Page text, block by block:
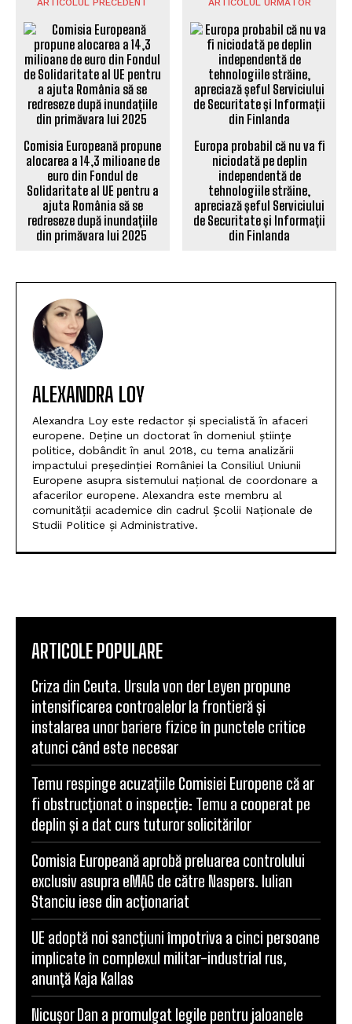
ARTICOLUL PRECEDENT
Comisia Europeană propune
alocarea a 14,3 milioane de
euro din Fondul de
Solidaritate al UE pentru a
ajuta România să se
redreseze după inundațiile
din primăvara lui 2025
ARTICOLUL URMĂTOR
Europa probabil că nu va fi
niciodată pe deplin
independentă de
tehnologiile străine,
apreciază șeful Serviciului
de Securitate și Informații
din Finlanda
ALEXANDRA LOY
Alexandra Loy este redactor și specialistă în afaceri
europene. Deține un doctorat în domeniul științe
politice, dobândit în anul 2018, cu tema analizării
impactului președinției României la Consiliul Uniunii
Europene asupra sistemului național de coordonare a
afacerilor europene. Alexandra este membru al
comunității academice din cadrul Școlii Naționale de
Studii Politice și Administrative.
ARTICOLE POPULARE
Criza din Ceuta. Ursula von der Leyen propune
intensificarea controalelor la frontieră și
instalarea unor bariere fizice în punctele critice
atunci când este necesar
Temu respinge acuzațiile Comisiei Europene că ar
fi obstrucționat o inspecție: Temu a cooperat pe
deplin și a dat curs tuturor solicitărilor
Comisia Europeană aprobă preluarea controlului
exclusiv asupra eMAG de către Naspers. Iulian
Stanciu iese din acționariat
UE adoptă noi sancțiuni împotriva a cinci persoane
implicate în complexul militar-industrial rus,
anunță Kaja Kallas
Nicușor Dan a promulgat legile pentru jaloanele